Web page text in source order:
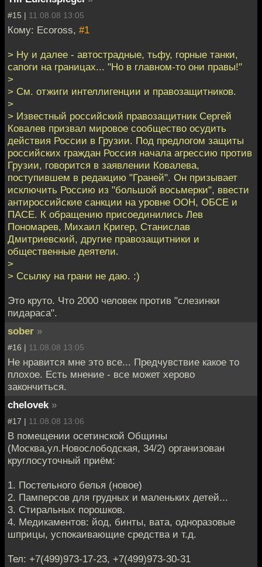
#15 | 11.08.08 13:05
Кому: Ecoross, #1
> Ну и далее - автострадные, тьфу, горные танки,
сапоги на границах... "Но в главном-то они правы!"
>
> См. отжиги интеллигенции и правозащитников.
>
> Известный российский правозащитник Сергей
Ковалев призвал мировое сообщество осудить
действия России в Грузии. Под предлогом защиты
российских граждан Россия начала агрессию против
Грузии, говорится в заявлении Ковалева,
поступившем в редакцию "Граней". Он призывает
исключить Россию из "большой восьмерки", ввести
антироссийские санкции на уровне ООН, ОБСЕ и
ПАСЕ. К обращению присоединились Лев
Пономарев, Михаил Кригер, Станислав
Дмитриевский, другие правозащитники и
общественные деятели.
>
> Ссылку на грани не даю. :)
Это круто. Что 2000 человек против "слезинки
пидараса".
sober »
#16 | 11.08.08 13:05
Не нравится мне это все... Предчувствие какое то
плохое. Есть мнение - все может херово
закончиться.
chelovek »
#17 | 11.08.08 13:06
В помещении осетинской Общины
(Москва,ул.Новослободская, 34/2) организован
круглосуточный приём:
1. Постельного белья (новое)
2. Памперсов для грудных и маленьких детей...
3. Стиральных порошков.
4. Медикаментов: йод, бинты, вата, одноразовые
шприцы, успокаивающие средства и т.д.
Тел: +7(499)973-17-23, +7(499)973-30-31